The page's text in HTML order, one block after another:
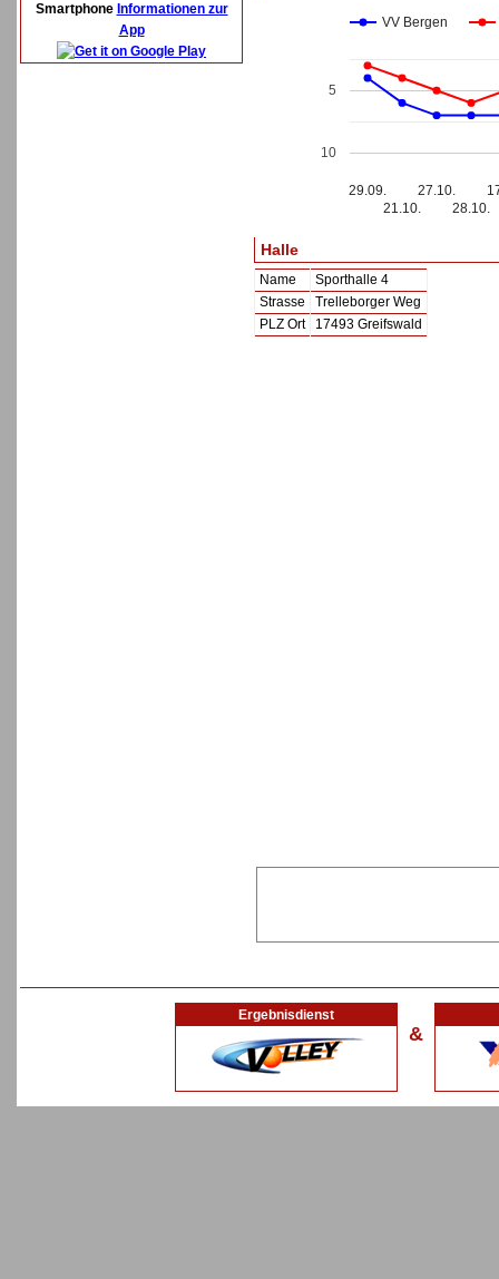
Smartphone Informationen zur
App
VV Bergen
29.09.
21.10.
27.10.
28.10.
5
10
Halle
Name
Sporthalle 4
Strasse
Trelleborger Weg
PLZ Ort
17493 Greifswald
Ergebnisdienst
&